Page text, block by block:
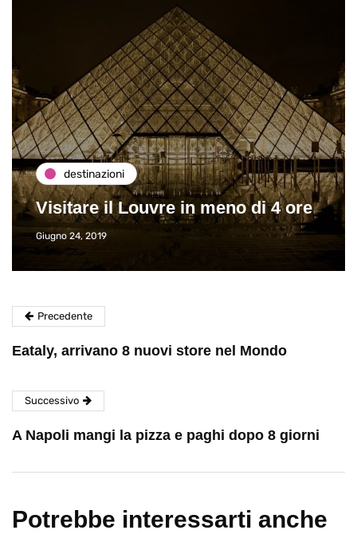
destinazioni
Visitare il Louvre in meno di 4 ore
Giugno 24, 2019
Precedente
Eataly, arrivano 8 nuovi store nel Mondo
Successivo
A Napoli mangi la pizza e paghi dopo 8 giorni
Potrebbe interessarti anche